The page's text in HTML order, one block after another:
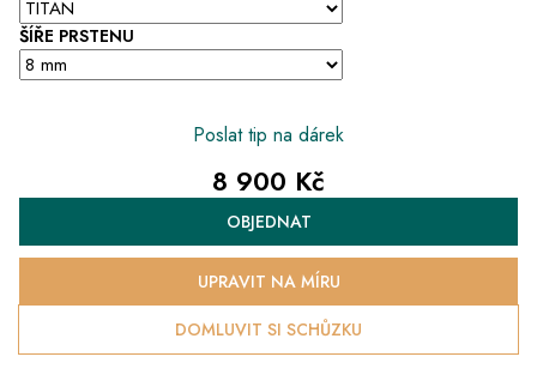
ŠÍŘE PRSTENU
Poslat tip na dárek
8 900 Kč
Měrná
cena:
OBJEDNAT
DOMLUVIT SI SCHŮZKU
UPRAVIT NA MÍRU